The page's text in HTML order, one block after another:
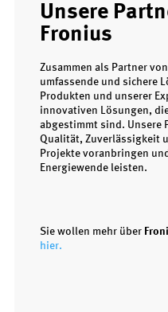
Unsere
Fronius
Zusammen als Partner von
umfassende und sichere
Produkten und unserer
innovativen Lösungen,
abgestimmt sind. Unsere
Qualität, Zuverlässigkeit
Projekte voranbringen
Energiewende leisten.
Sie wollen mehr über
hier.